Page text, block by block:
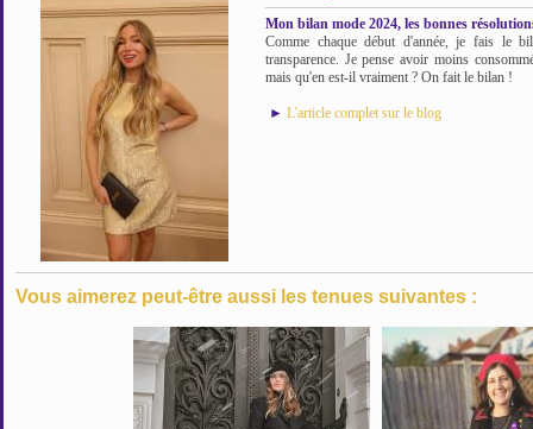
Mon bilan mode 2024, les bonnes
Comme chaque début d'année, je fais le
transparence. Je pense avoir moins
mais qu'en est-il vraiment ? On fait le bilan !
► L'article complet sur le blog
Vous aimerez peut-être aussi les tenues suivantes :